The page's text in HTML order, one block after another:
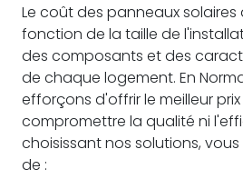
Le coût des panneaux solaires
fonction de la taille de
des composants et des
de chaque logement. En
efforçons d'offrir le meilleur
compromettre la qualité ni
choisissant nos solutions,
de :